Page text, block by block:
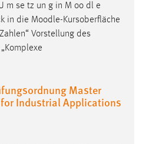
m se tz un g in M oo dl e
in die Moodle-Kursoberfläche
Vorstellung des
Master
Industrial Applications